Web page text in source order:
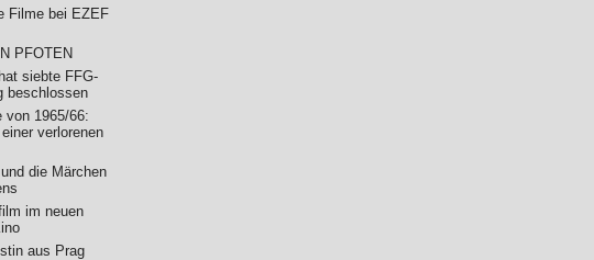
Filme bei EZEF
PFOTEN
siebte FFG-
beschlossen
von 1965/66:
verlorenen
die Märchen
im neuen
aus Prag